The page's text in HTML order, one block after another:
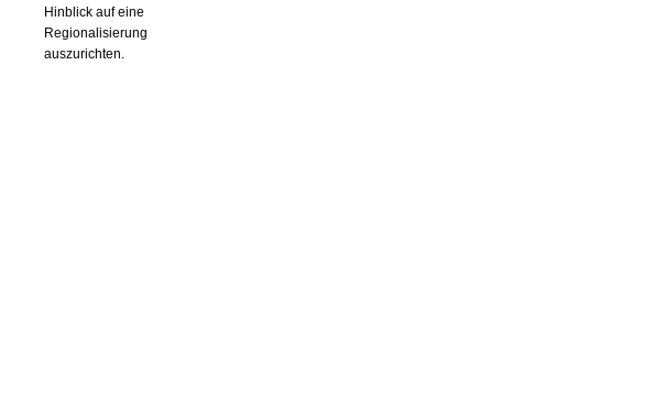
Hinblick auf eine
Regionalisierung
auszurichten.